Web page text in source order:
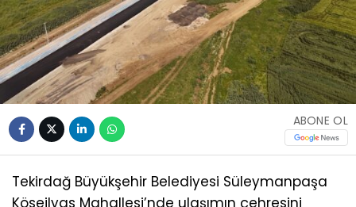
ABONE OL
Tekirdağ Büyükşehir Belediyesi Süleymanpaşa
Köseilyas Mahallesi’nde ulaşımın çehresini